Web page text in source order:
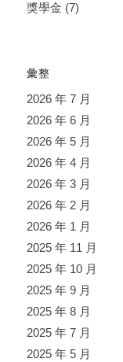
獎學金 (7)
彙整
2026 年 7 月
2026 年 6 月
2026 年 5 月
2026 年 4 月
2026 年 3 月
2026 年 2 月
2026 年 1 月
2025 年 11 月
2025 年 10 月
2025 年 9 月
2025 年 8 月
2025 年 7 月
2025 年 5 月